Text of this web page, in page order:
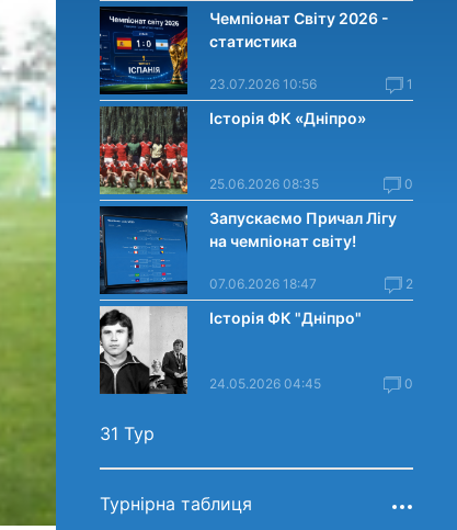
Чемпіонат Світу 2026 -
статистика
23.07.2026 10:56 1
Історія ФК «Дніпро»
25.06.2026 08:35 0
Запускаємо Причал Лігу
на чемпіонат світу!
07.06.2026 18:47 2
Історія ФК "Дніпро"
24.05.2026 04:45 0
31 Тур
Турнірна таблиця